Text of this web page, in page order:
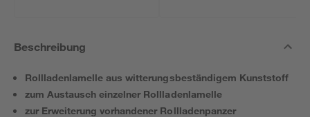
Beschreibung
Rollladenlamelle aus witterungsbeständigem Kunststoff
zum Austausch einzelner Rollladenlamelle
zur Erweiterung vorhandener Rollladenpanzer